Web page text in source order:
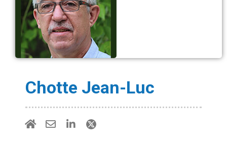
Chotte Jean-Luc